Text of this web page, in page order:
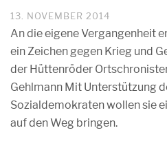
13. NOVEMBER 2014
An die eigene Vergangenheit
ein Zeichen gegen Krieg und
der Hüttenröder
Gehlmann Mit Unterstützung
Sozialdemokraten wollen sie
auf den Weg bringen.